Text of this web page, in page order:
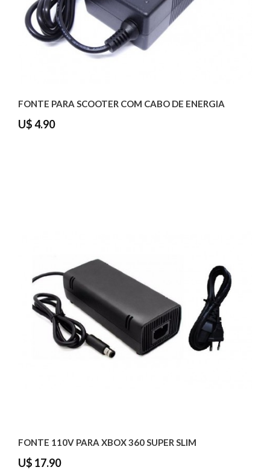
FONTE PARA SCOOTER COM CABO DE ENERGIA
U$ 4.90
FONTE 110V PARA XBOX 360 SUPER SLIM
U$ 17.90